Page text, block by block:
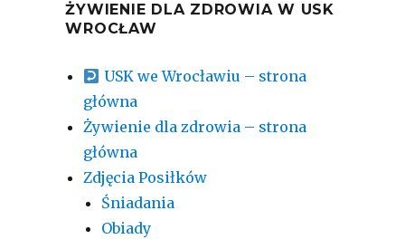
ŻYWIENIE DLA ZDROWIA W USK
WROCŁAW
USK we Wrocławiu – strona
główna
Żywienie dla zdrowia – strona
główna
Zdjęcia Posiłków
Śniadania
Obiady